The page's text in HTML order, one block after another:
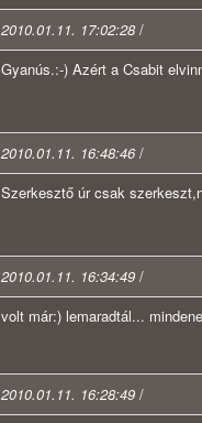
2010.01.11. 17:02:28 /
Gyanús.:-) Azért a Csabit
2010.01.11. 16:48:46/
Szerkesztő úr csak
2010.01.11. 16:34:49 /
volt már:) lemaradtál...
2010.01.11. 16:28:49 /